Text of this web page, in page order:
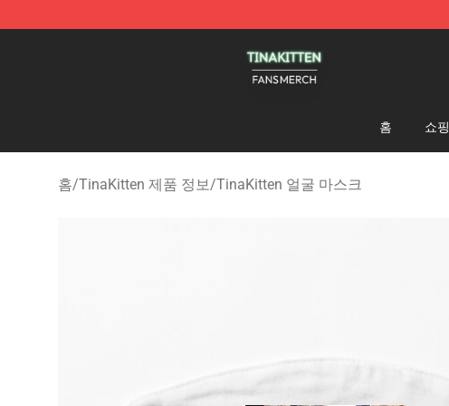
홈 쇼핑
홈/TinaKitten 제품 정보/TinaKitten 얼굴 마스크